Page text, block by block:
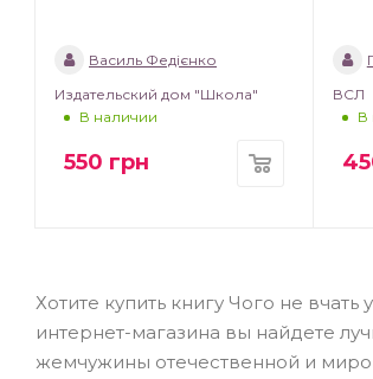
Василь Федієнко
Издательский дом "Школа"
В наличии
550 грн
ВСЛ
В
Хотите купить книгу Чого не вчать
интернет-магазина вы найдете
жемчужины отечественной и